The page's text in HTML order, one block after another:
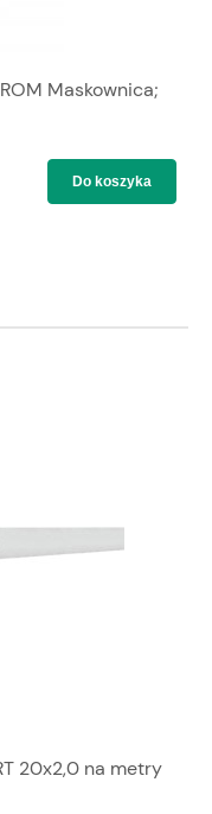
Maskownica;
Do koszyka
20x2,0 na metry